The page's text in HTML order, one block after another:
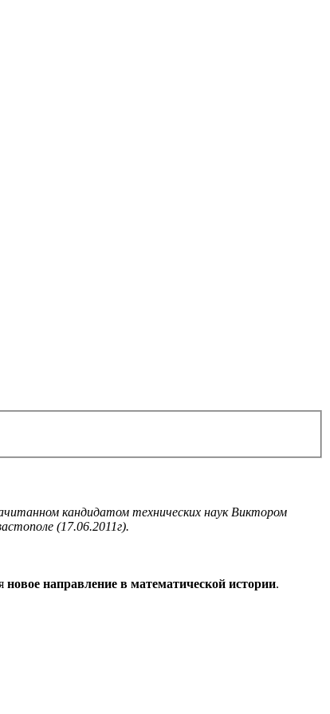
кандидатом технических наук Виктором
(17.06.2011г).
новое направление в математической истории.